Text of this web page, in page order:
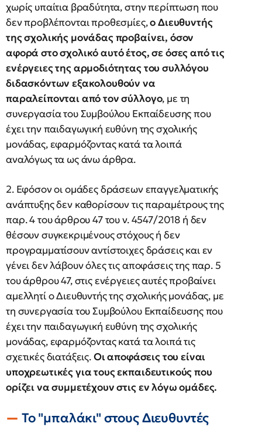
χωρίς υπαίτια βραδύτητα, στην περίπτωση που
δεν προβλέπονται προθεσμίες,ο Διευθυντής
της σχολικής μονάδας προβαίνει, όσον
αφορά στο σχολικό αυτό έτος, σε όσες από τις
ενέργειες της αρμοδιότητας του συλλόγου
διδασκόντων εξακολουθούν να
παραλείπονται από τον σύλλογο, με τη
συνεργασία του Συμβούλου Εκπαίδευσης που
έχει την παιδαγωγική ευθύνη της σχολικής
μονάδας, εφαρμόζοντας κατά τα λοιπά
αναλόγως τα ως άνω άρθρα.
2. Εφόσον οι ομάδες δράσεων επαγγελματικής
ανάπτυξης δεν καθορίσουν τις παραμέτρους της
παρ. 4 του άρθρου 47 του ν. 4547/2018 ή δεν
θέσουν συγκεκριμένους στόχους ή δεν
προγραμματίσουν αντίστοιχες δράσεις και εν
γένει δεν λάβουν όλες τις αποφάσεις της παρ. 5
του άρθρου 47, στις ενέργειες αυτές προβαίνει
αμελλητί ο Διευθυντής της σχολικής μονάδας, με
τη συνεργασία του Συμβούλου Εκπαίδευσης που
έχει την παιδαγωγική ευθύνη της σχολικής
μονάδας, εφαρμόζοντας κατά τα λοιπά τις
σχετικές διατάξεις.Οι αποφάσεις του είναι
υποχρεωτικές για τους εκπαιδευτικούς που
ορίζει να συμμετέχουν στις εν λόγω ομάδες.
To "μπαλάκι" στους Διευθυντές